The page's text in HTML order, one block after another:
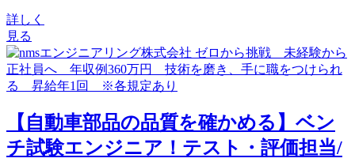
詳しく
見る
【自動車部品の品質を確かめる】ベン
チ試験エンジニア！テスト・評価担当/